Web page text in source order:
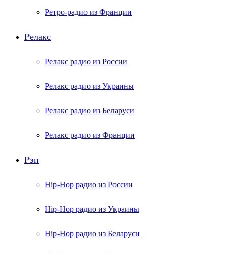
Ретро-радио из Франции
Релакс
Релакс радио из России
Релакс радио из Украины
Релакс радио из Беларуси
Релакс радио из Франции
Рэп
Hip-Hop радио из России
Hip-Hop радио из Украины
Hip-Hop радио из Беларуси